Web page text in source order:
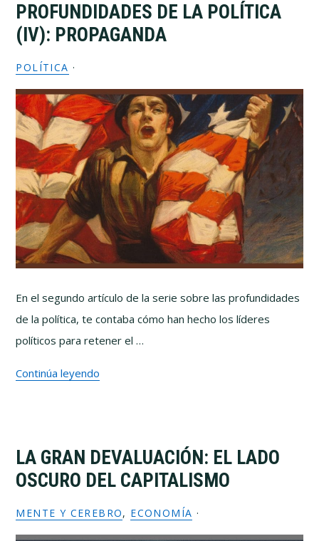
PROFUNDIDADES DE LA POLÍTICA
(IV): PROPAGANDA
POLÍTICA ·
En el segundo artículo de la serie sobre las profundidades
de la política, te contaba cómo han hecho los líderes
políticos para retener el …
Continúa leyendo
LA GRAN DEVALUACIÓN: EL LADO
OSCURO DEL CAPITALISMO
MENTE Y CEREBRO, ECONOMÍA ·